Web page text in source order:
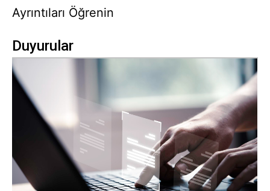
Ayrıntıları Öğrenin
Duyurular